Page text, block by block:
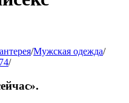
/Мужская одежда/
/